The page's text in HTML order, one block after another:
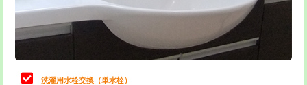
用（追加）/3ｍ超え)
給水管工事※（ライニング鋼管・銅
管・ポリ管・HT管使用/3ｍまで)
44,000円
給水管工事※（ライニング鋼管・銅
止水・漏水調査・防水処理・清掃・修
理・調整・分解・加工など（軽作業）
11,000円
止水・漏水調査・防水処理・清掃・修
理・調整・分解・加工など（中作業）
22,000円
洗濯用水栓交換（単水栓）